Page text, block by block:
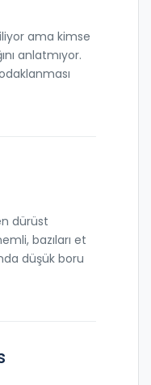
ama kimse
anlatmıyor.
dürüst
bazıları et
düşük boru